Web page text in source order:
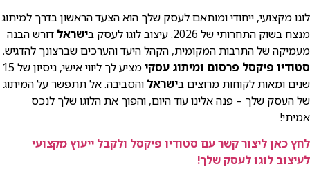
לוגו מקצועי, ייחודי ומותאם לעסק שלך הוא הצעד הראשון בדרך למיתוג
מנצח בשוק התחרותי של 2026. עיצוב לוגו לעסק ב
ישראל דורש הבנה
מעמיקה של התרבות המקומית, הקהל היעד והערכים שברצונך להדגיש.
סטודיו פיקסל פרסום ומיתוג עסקי
מציע לך ליווי אישי, ניסיון של 15
שנים ומאות לקוחות מרוצים בישראל והסביבה. אל תתפשר על המיתוג
של העסק שלך – פנה אלינו עוד היום, והפוך את הלוגו שלך לנכס
אמיתי!
לחץ כאן ליצור קשר עם סטודיו פיקסל ולקבל ייעוץ מקצועי
לעיצוב לוגו לעסק שלך!